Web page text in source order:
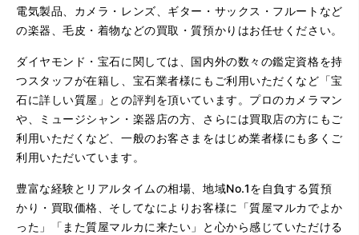
電気製品、カメラ・レンズ、ギター・サックス・フルートなど
の楽器、毛皮・着物などの買取・質預かりはお任せください。
ダイヤモンド・宝石に関しては、国内外の数々の鑑定資格を持
つスタッフが在籍し、宝石業者様にもご利用いただくなど「宝
石に詳しい質屋」との評判を頂いています。プロのカメラマン
や、ミュージシャン・楽器店の方、さらには買取店の方にもご
利用いただくなど、一般のお客さまをはじめ業者様にも多くご
利用いただいています。
豊富な経験とリアルタイムの相場、地域No.1を自負する質預
かり・買取価格、そしてなによりお客様に「質屋マルカでよか
った」「また質屋マルカに来たい」と心から感じていただける